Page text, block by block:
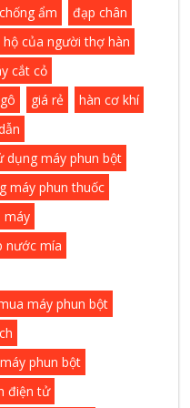
ẩm
đạp chân
của người thợ hàn
cắt cỏ
giá rẻ
hàn cơ khí
dụng máy phun bột
máy phun thuốc
máy
nước mía
máy phun bột
phun bột
điện tử